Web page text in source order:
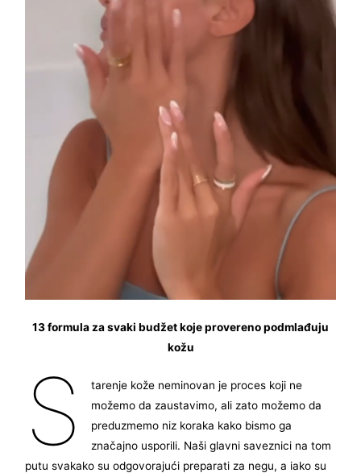
13 formula za svaki budžet koje provereno podmlađuju
kožu
S
tarenje kože neminovan je proces koji ne
možemo da zaustavimo, ali zato možemo da
preduzmemo niz koraka kako bismo ga
značajno usporili. Naši glavni saveznici na tom
putu svakako su odgovorajući preparati za negu, a iako su